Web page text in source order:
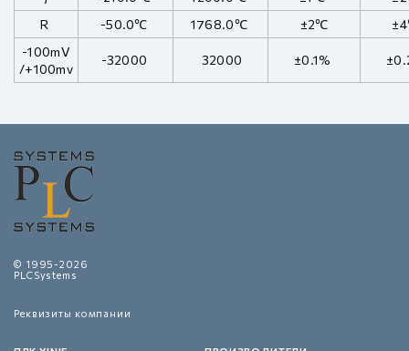
R
-50.0℃ 1768.0℃ ±2℃
-100mV
/+100mv
-32000 32000 ±0.1%
© 1995-2026
PLCSystems
Реквизиты компании